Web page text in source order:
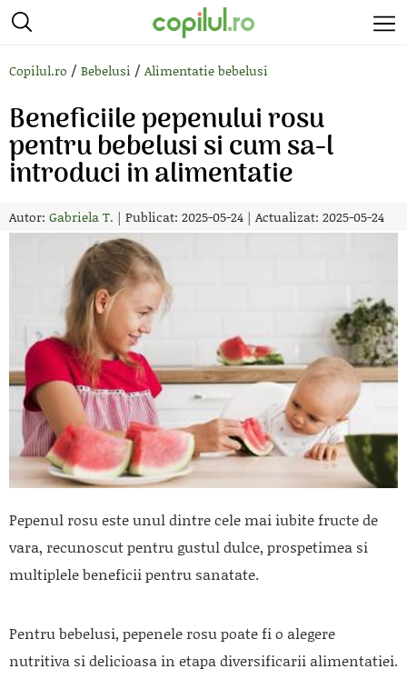
Copilul.ro / Bebelusi / Alimentatie bebelusi
Beneficiile pepenului rosu
pentru bebelusi si cum sa-l
introduci in alimentatie
Autor: Gabriela T. | Publicat: 2025-05-24 | Actualizat: 2025-05-24
Pepenul rosu este unul dintre cele mai iubite fructe de
vara, recunoscut pentru gustul dulce, prospetimea si
multiplele beneficii pentru sanatate.
Pentru bebelusi, pepenele rosu poate fi o alegere
nutritiva si delicioasa in etapa diversificarii alimentatiei.